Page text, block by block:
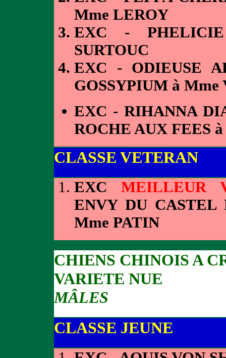
Mme LEROY
EXC -
SURTOUC
EXC - ODIEUSE
GOSSYPIUM à
EXC - RIHANNA
ROCHE AUX FEES
CLASSE VETERAN
EXCMEILLEUR
ENVY DU CASTEL
Mme PATIN
CHIENS CHINOIS A
VARIETE NUE
MÂLES
CLASSE JEUNE